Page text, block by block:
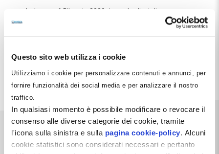
Questo sito web utilizza i cookie
Utilizziamo i cookie per personalizzare contenuti e annunci, per
fornire funzionalità dei social media e per analizzare il nostro
traffico.
In qualsiasi momento è possibile modificare o revocare il
consenso alle diverse categorie dei cookie, tramite
l'icona sulla sinistra e sulla pagina cookie-policy . Alcuni
cookie statistici sono considerati necessari e pertanto
La Legge di Bilancio 2026 riapre la disciplina
dell’assegnazione agevolata dei beni ai soci.
Un’opportunità per trasferire immobili e altri beni dal
patrimoniali.